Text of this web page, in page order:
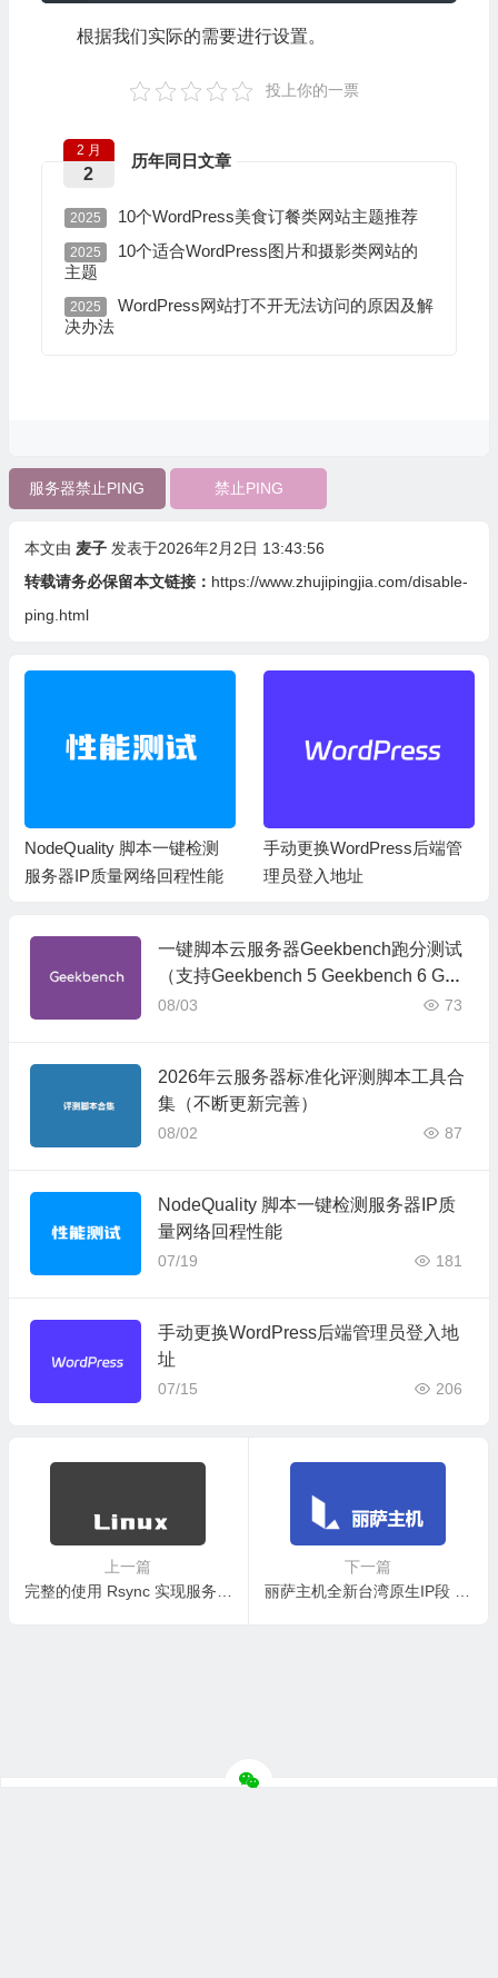
根据我们实际的需要进行设置。
投上你的一票
历年同日文章
2 月
2
2025 10个WordPress美食订餐类网站主题推荐
2025
10个适合WordPress图片和摄影类网站的
主题
2025
WordPress网站打不开无法访问的原因及解
决办法
服务器禁止PING 禁止PING
本文由 麦子 发表于2026年2月2日 13:43:56
转载请务必保留本文链接： https://www.zhujipingjia.com/disable-
ping.html
NodeQuality 脚本一键检测
服务器IP质量网络回程性能
手动更换WordPress后端管
理员登入地址
一键脚本云服务器Geekbench跑分测试
（支持Geekbench 5 Geekbench 6 Gee
kbench 7）
08/03 73
2026年云服务器标准化评测脚本工具合
集（不断更新完善）
08/02 87
NodeQuality 脚本一键检测服务器IP质
量网络回程性能
07/19 181
手动更换WordPress后端管理员登入地
址
07/15 206
上一篇
完整的使用 Rsync 实现服务器与网站数据的增量同步备份过程
下一篇
丽萨主机全新台湾原生IP段 台湾BGP国际网络解锁流媒体网络